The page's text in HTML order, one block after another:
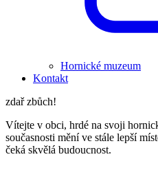
Hornické muzeum
Kontakt
zdař zbůch!
Vítejte v obci, hrdé na svoji
současnosti mění ve stále lepší
čeká skvělá budoucnost.